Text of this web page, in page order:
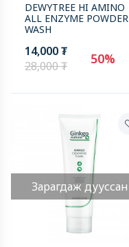
DEWYTREE HI AMINO
ALL ENZYME POWDER
WASH
14,000 ₮
28,000 ₮
50%
Зарагдаж дууссан